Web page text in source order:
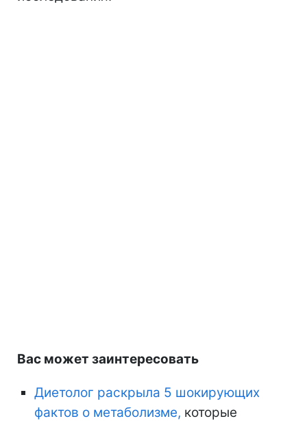
Вас может заинтересовать
Диетолог раскрыла 5 шокирующих
фактов о метаболизме, которые